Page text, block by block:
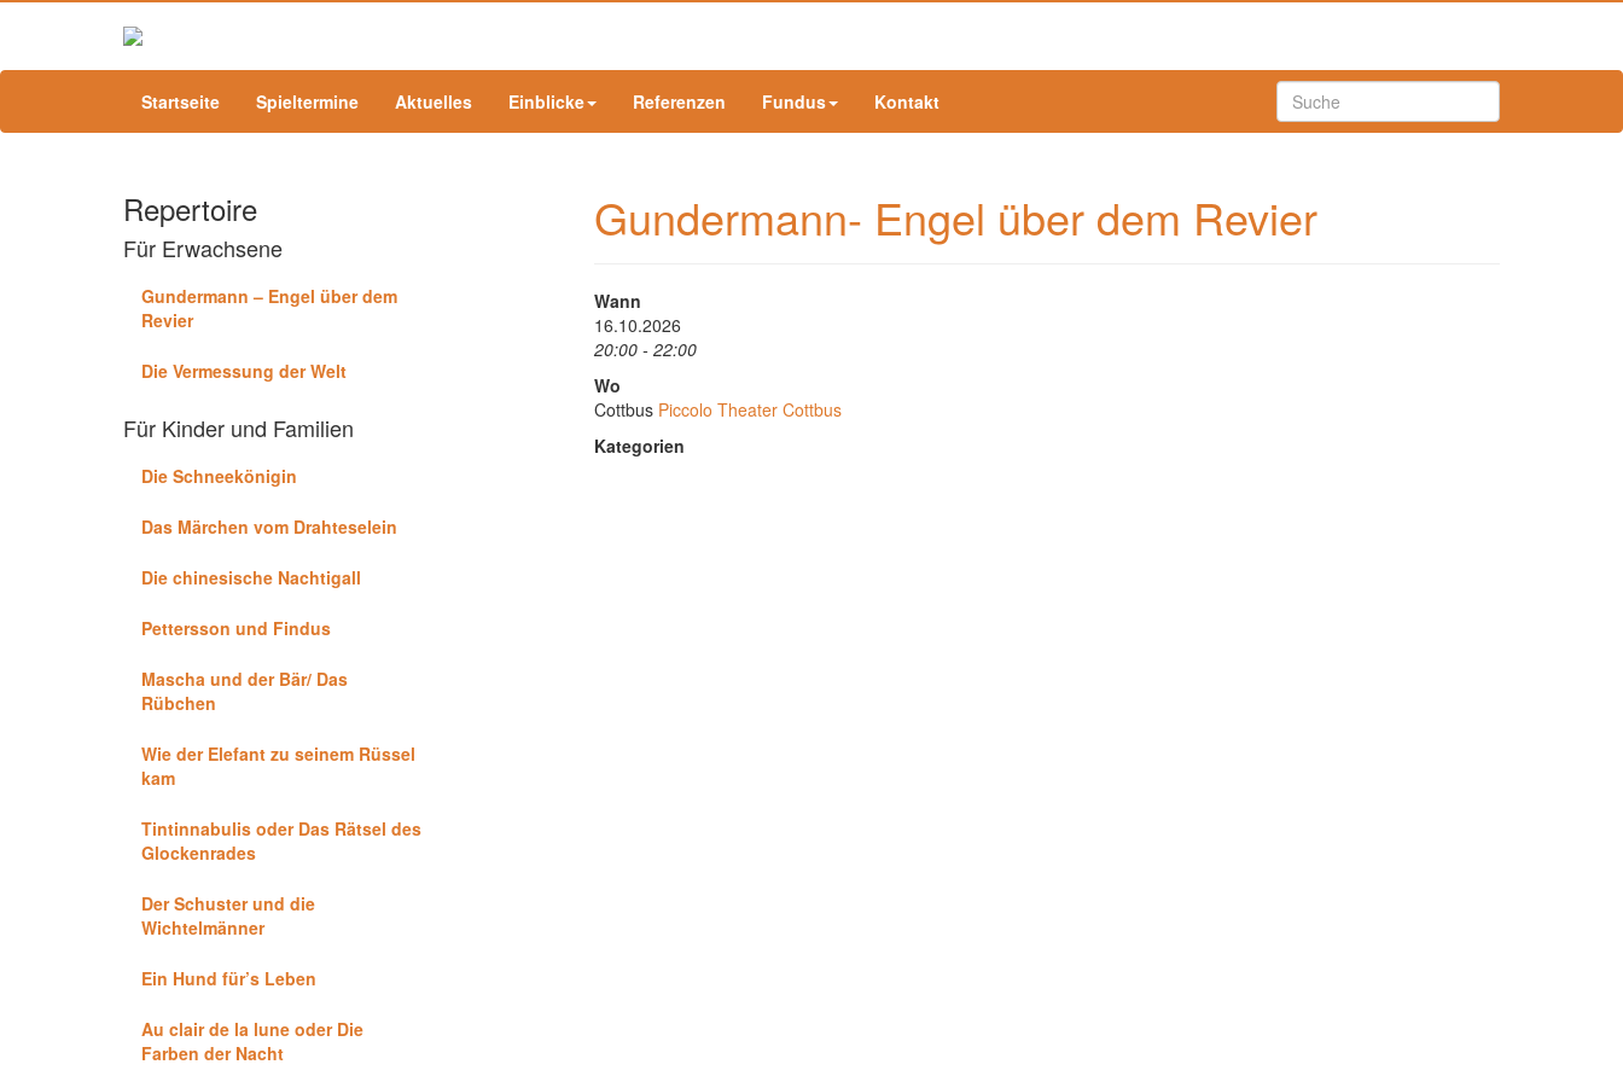
Startseite Spieltermine Aktuelles Einblicke Referenzen Fundus Kontakt
Repertoire
Für Erwachsene
Gundermann – Engel über dem
Revier
Die Vermessung der Welt
Für Kinder und Familien
Die Schneekönigin
Das Märchen vom Drahteselein
Die chinesische Nachtigall
Pettersson und Findus
Mascha und der Bär/ Das
Rübchen
Wie der Elefant zu seinem Rüssel
kam
Tintinnabulis oder Das Rätsel des
Glockenrades
Der Schuster und die
Wichtelmänner
Ein Hund für’s Leben
Au clair de la lune oder Die
Farben der Nacht
Gundermann- Engel über dem Revier
Wann
16.10.2026
20:00 - 22:00
Wo
Cottbus Piccolo Theater Cottbus
Kategorien